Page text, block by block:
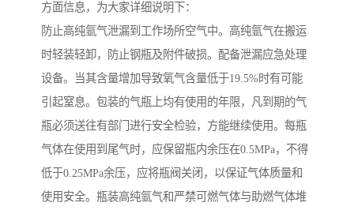
方面信息，为大家详细说明下：
防止高纯氩气泄漏到工作场所空气中。高纯氩气在搬运
时轻装轻卸，防止钢瓶及附件破损。配备泄漏应急处理
设备。当其含量增加导致氧气含量低于19.5%时有可能
引起窒息。包装的气瓶上均有使用的年限，凡到期的气
瓶必须送往有部门进行安全检验，方能继续使用。每瓶
气体在使用到尾气时，应保留瓶内余压在0.5MPa，不得
低于0.25MPa余压，应将瓶阀关闭，以保证气体质量和
使用安全。瓶装高纯氩气和严禁可燃气体与助燃气体堆